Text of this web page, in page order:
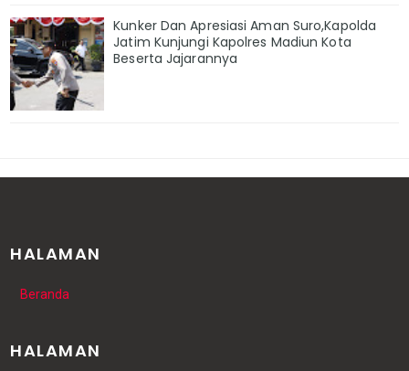
Kunker Dan Apresiasi Aman Suro,Kapolda
Jatim Kunjungi Kapolres Madiun Kota
Beserta Jajarannya
HALAMAN
Beranda
HALAMAN